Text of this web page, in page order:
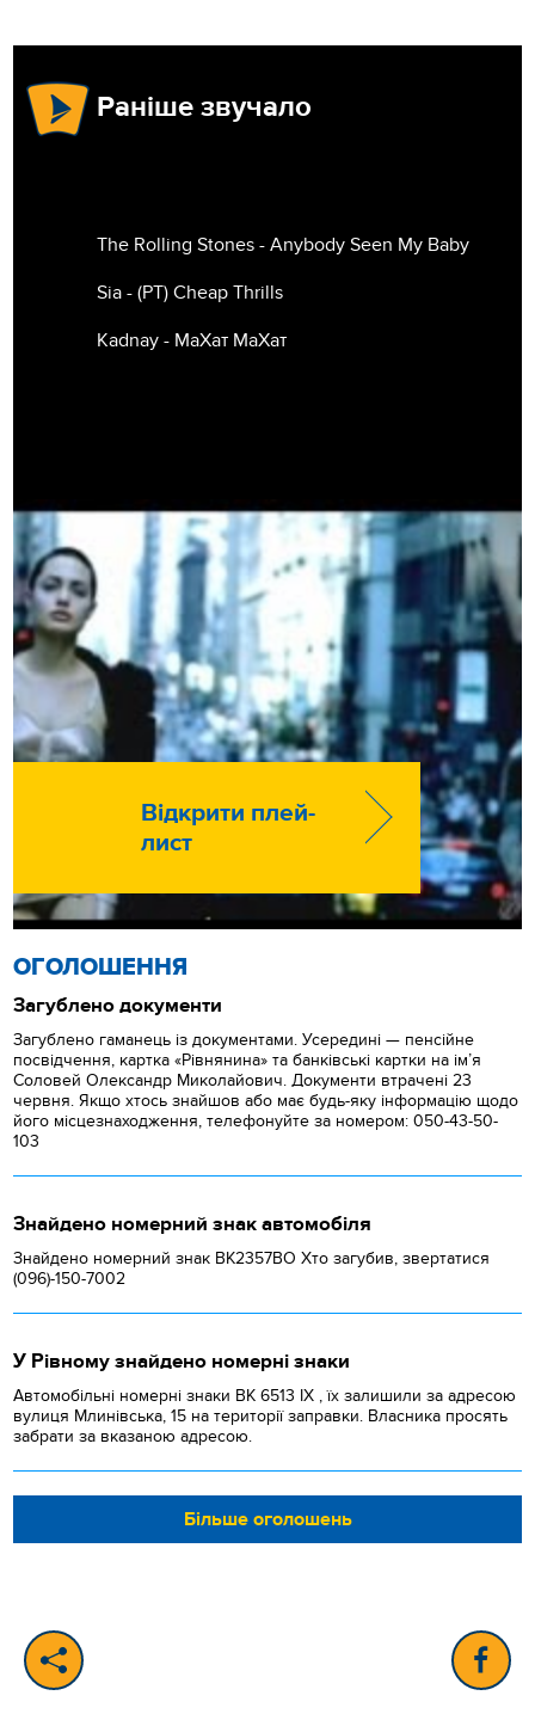
Раніше звучало
The Rolling Stones - Anybody Seen My Baby
Sia - (РТ) Cheap Thrills
Kadnay - МаХат МаХат
Відкрити плей-
лист
ОГОЛОШЕННЯ
Загублено документи
Загублено гаманець із документами. Усередині — пенсійне
посвідчення, картка «Рівнянина» та банківські картки на ім’я
Соловей Олександр Миколайович. Документи втрачені 23
червня. Якщо хтось знайшов або має будь-яку інформацію щодо
його місцезнаходження, телефонуйте за номером: 050-43-50-
103
Знайдено номерний знак автомобіля
Знайдено номерний знак ВК2357ВО Хто загубив, звертатися
(096)-150-7002
У Рівному знайдено номерні знаки
Автомобільні номерні знаки BK 6513 IX , їх залишили за адресою
вулиця Млинівська, 15 на території заправки. Власника просять
забрати за вказаною адресою.
Більше оголошень